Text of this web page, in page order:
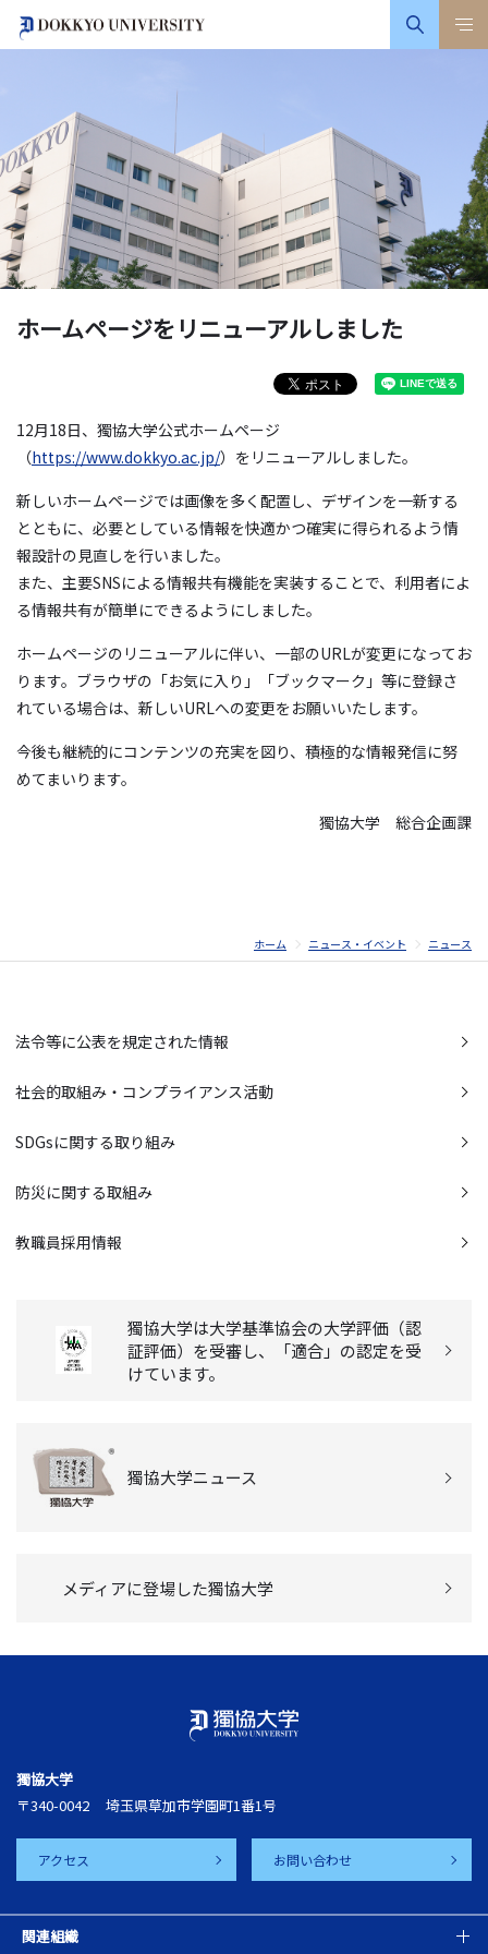
ホームページをリニューアルしました
12月18日、獨協大学公式ホームページ
（https://www.dokkyo.ac.jp/）をリニューアルしました。
新しいホームページでは画像を多く配置し、デザインを一新する
とともに、必要としている情報を快適かつ確実に得られるよう情
報設計の見直しを行いました。
また、主要SNSによる情報共有機能を実装することで、利用者によ
る情報共有が簡単にできるようにしました。
ホームページのリニューアルに伴い、一部のURLが変更になってお
ります。ブラウザの「お気に入り」「ブックマーク」等に登録さ
れている場合は、新しいURLへの変更をお願いいたします。
今後も継続的にコンテンツの充実を図り、積極的な情報発信に努
めてまいります。
獨協大学 総合企画課
ホーム ニュース・イベント ニュース
法令等に公表を規定された情報
社会的取組み・コンプライアンス活動
SDGsに関する取り組み
防災に関する取組み
教職員採用情報
獨協大学は大学基準協会の大学評価（認
証評価）を受審し、「適合」の認定を受
けています。
獨協大学ニュース
メディアに登場した獨協大学
獨協大学
〒340-0042
埼玉県草加市学園町1番1号
アクセス お問い合わせ
関連組織